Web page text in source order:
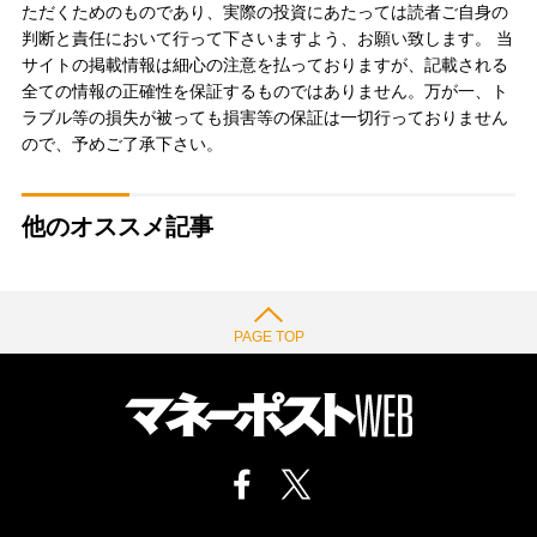
ただくためのものであり、実際の投資にあたっては読者ご自身の
判断と責任において行って下さいますよう、お願い致します。 当
サイトの掲載情報は細心の注意を払っておりますが、記載される
全ての情報の正確性を保証するものではありません。万が一、ト
ラブル等の損失が被っても損害等の保証は一切行っておりません
ので、予めご了承下さい。
他のオススメ記事
PAGE TOP